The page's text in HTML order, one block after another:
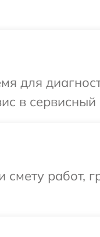
для
в
работ,